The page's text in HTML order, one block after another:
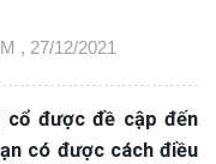
, 27/12/2021
được đề cập đến
có được cách điều